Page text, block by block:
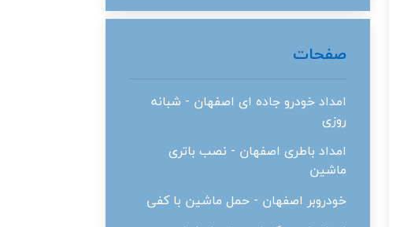
صفحات
امداد خودرو جاده ای اصفهان - شبانه
روزی
امداد باطری اصفهان - نصب باتری
ماشین
خودروبر اصفهان - حمل ماشین با کفی